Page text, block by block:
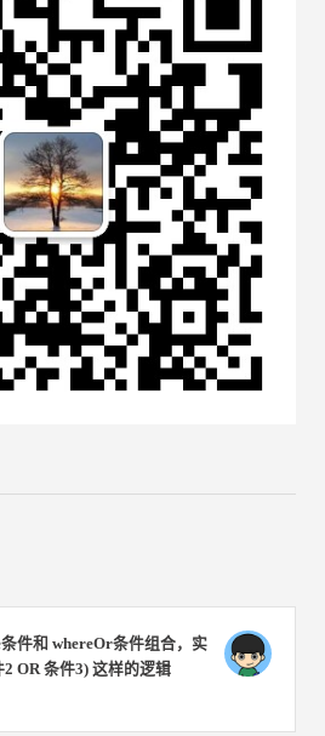
件和 whereOr条件组合，实
OR 条件3)​ 这样的逻辑